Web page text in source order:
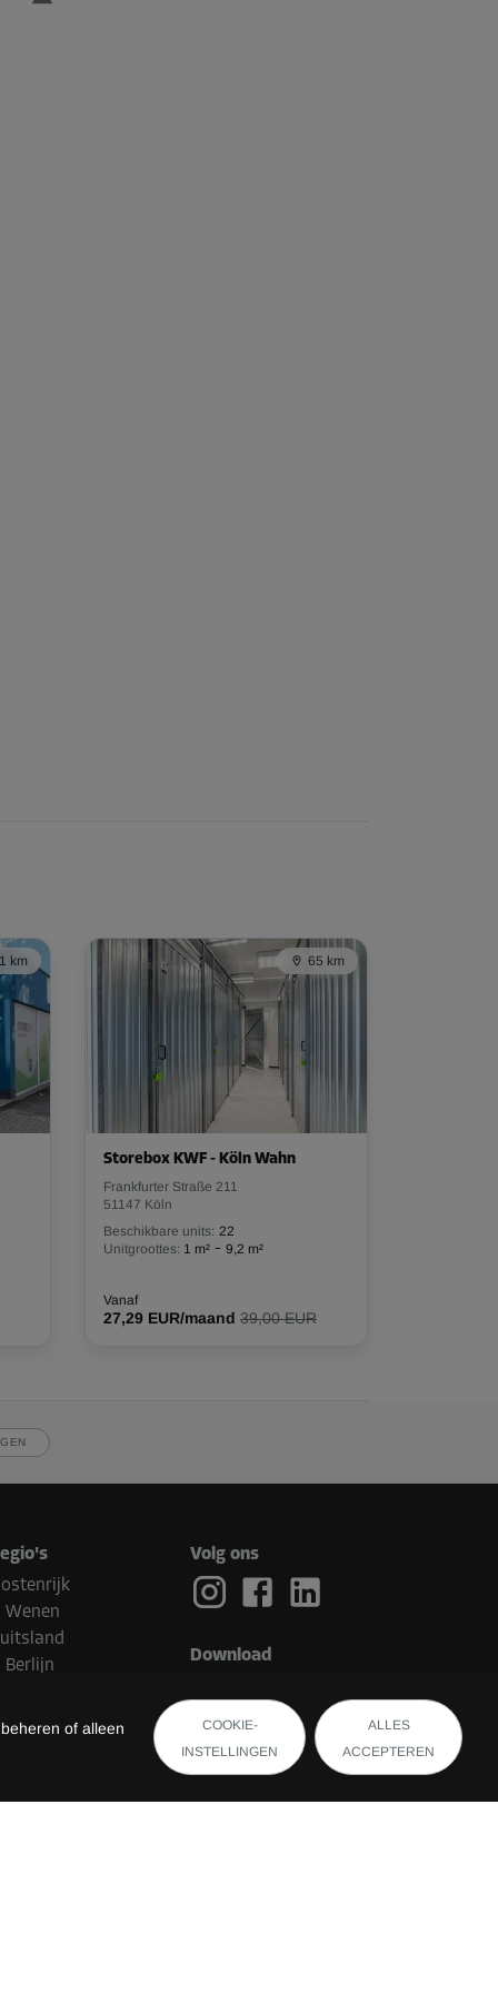
of alleen
COOKIE-
INSTELLINGEN
ALLES
ACCEPTEREN
km 65 km
Storebox KWF - Köln Wahn
Frankfurter Straße 211
51147 Köln
Beschikbare units: 22
Unitgroottes: 1 m² - 9,2 m²
Vanaf
27,29 EUR/maand 39,00 EUR
Wenen
Berlijn
Eindhoven
Volg ons
Download